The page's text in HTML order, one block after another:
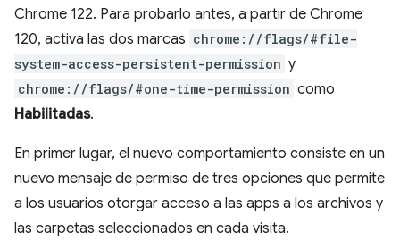
Chrome 122. Para probarlo antes, a partir de Chrome
120, activa las dos marcas chrome://flags/#file-
system-access-persistent-permission y
chrome://flags/#one-time-permission como
Habilitadas.
En primer lugar, el nuevo comportamiento consiste en un
nuevo mensaje de permiso de tres opciones que permite
a los usuarios otorgar acceso a las apps a los archivos y
las carpetas seleccionados en cada visita.